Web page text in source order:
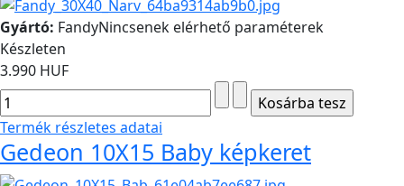
Gyártó: FandyNincsenek elérhető paraméterek
Készleten
3.990 HUF
Termék részletes adatai
Gedeon 10X15 Baby képkeret